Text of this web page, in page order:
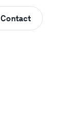
Contact